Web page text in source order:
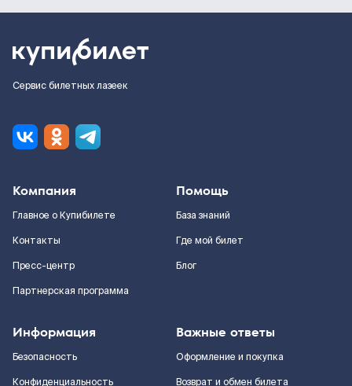
Сервис билетных лазеек
Компания
Главное о Купибилете
Контакты
Пресс-центр
Партнерская программа
Помощь
База знаний
Где мой билет
Блог
Информация
Безопасность
Конфиденциальность
Важные ответы
Оформление и покупка
Возврат и обмен билета